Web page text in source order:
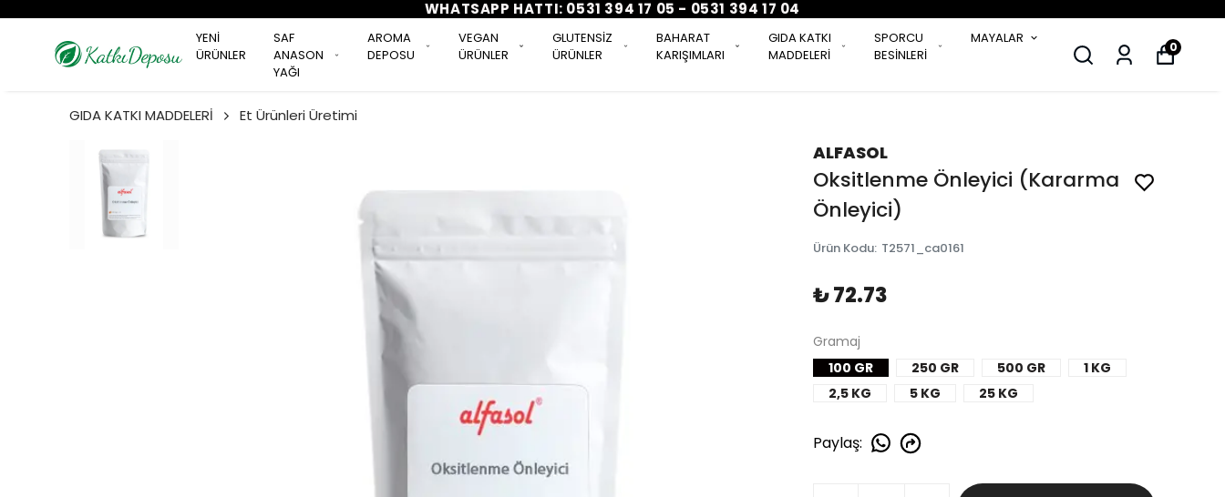
WHATSAPP HATTI: 0531 394 17 05 - 0531 394 17 04
YENİ
ÜRÜNLER
SAF
ANASON
YAĞI
AROMA
DEPOSU
VEGAN
ÜRÜNLER
GLUTENSİZ
ÜRÜNLER
BAHARAT
KARIŞIMLARI
GIDA KATKI
MADDELERİ
SPORCU
BESİNLERİ
MAYALAR
0
GIDA KATKI MADDELERİ Et Ürünleri Üretimi
ALFASOL
Oksitlenme Önleyici (Kararma
Önleyici)
Ürün Kodu: T2571_ca0161
₺ 72.73
Gramaj
100 GR
250 GR 500 GR
1 KG
2,5 KG
5 KG 25 KG
Paylaş: